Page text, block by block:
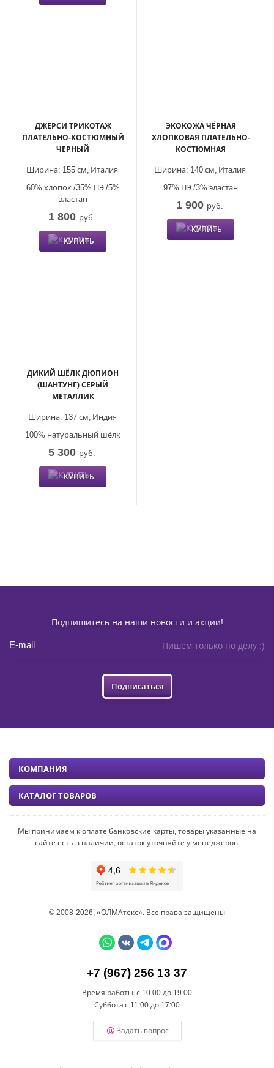
ДЖЕРСИ ТРИКОТАЖ
ПЛАТЕЛЬНО-КОСТЮМНЫЙ
ЧЕРНЫЙ
Италия
Ширина: 155 см,
60% хлопок /35% ПЭ /5%
эластан
1 800 руб.
КУПИТЬ
ЭКОКОЖА ЧЁРНАЯ
ХЛОПКОВАЯ ПЛАТЕЛЬНО-
КОСТЮМНАЯ
Италия
Ширина: 140 см,
97% ПЭ /3% эластан
1 900 руб.
КУПИТЬ
ДИКИЙ ШЁЛК ДЮПИОН
(ШАНТУНГ) СЕРЫЙ
МЕТАЛЛИК
Индия
Ширина: 137 см,
100% натуральный шёлк
5 300 руб.
КУПИТЬ
Подпишитесь на наши новости и акции!
Пишем только по делу :)
Подписаться
Мы принимаем к оплате банковские карты, товары указанные на
сайте есть в наличии, остаток уточняйте у менеджеров.
© 2008-2026, «ОЛМАтекс». Все права защищены
КОМПАНИЯ
КАТАЛОГ ТОВАРОВ
+7 (967) 256 13 37
Время работы:с 10:00 до 19:00
Субботас 11:00 до 17:00
Задать вопрос